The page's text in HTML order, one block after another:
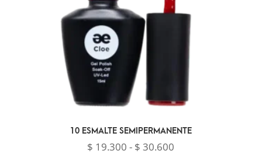
10 ESMALTE SEMIPERMANENTE
$ 19.300 - $ 30.600